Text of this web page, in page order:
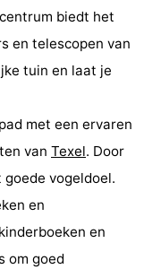
biedt het
en telescopen van
tuin en laat je
met een ervaren
van Texel. Door
vogeldoel.
en
en
om goed